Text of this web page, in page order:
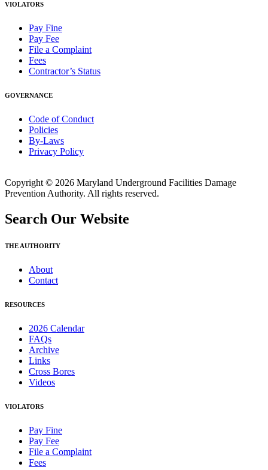
VIOLATORS
Pay Fine
Pay Fee
File a Complaint
Fees
Contractor’s Status
GOVERNANCE
Code of Conduct
Policies
By-Laws
Privacy Policy
Copyright © 2026 Maryland Underground Facilities Damage
Prevention Authority. All rights reserved.
Search Our Website
THE AUTHORITY
About
Contact
RESOURCES
2026 Calendar
FAQs
Archive
Links
Cross Bores
Videos
VIOLATORS
Pay Fine
Pay Fee
File a Complaint
Fees